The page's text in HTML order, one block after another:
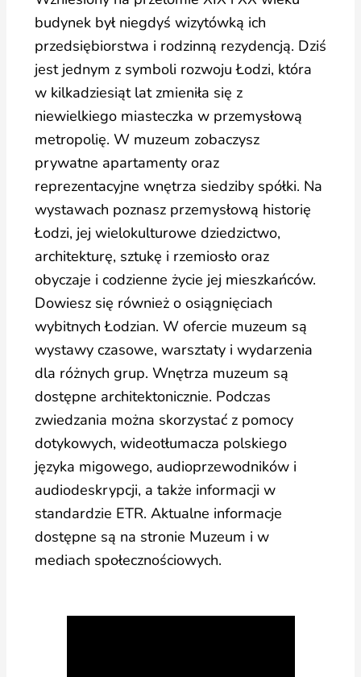
budynek był niegdyś wizytówką ich
przedsiębiorstwa i rodzinną rezydencją. Dziś
jest jednym z symboli rozwoju Łodzi, która
w kilkadziesiąt lat zmieniła się z
niewielkiego miasteczka w przemysłową
metropolię. W muzeum zobaczysz
prywatne apartamenty oraz
reprezentacyjne wnętrza siedziby spółki. Na
wystawach poznasz przemysłową historię
Łodzi, jej wielokulturowe dziedzictwo,
architekturę, sztukę i rzemiosło oraz
obyczaje i codzienne życie jej mieszkańców.
Dowiesz się również o osiągnięciach
wybitnych Łodzian. W ofercie muzeum są
wystawy czasowe, warsztaty i wydarzenia
dla różnych grup. Wnętrza muzeum są
dostępne architektonicznie. Podczas
zwiedzania można skorzystać z pomocy
dotykowych, wideotłumacza polskiego
języka migowego, audioprzewodników i
audiodeskrypcji, a także informacji w
standardzie ETR. Aktualne informacje
dostępne są na stronie Muzeum i w
mediach społecznościowych.